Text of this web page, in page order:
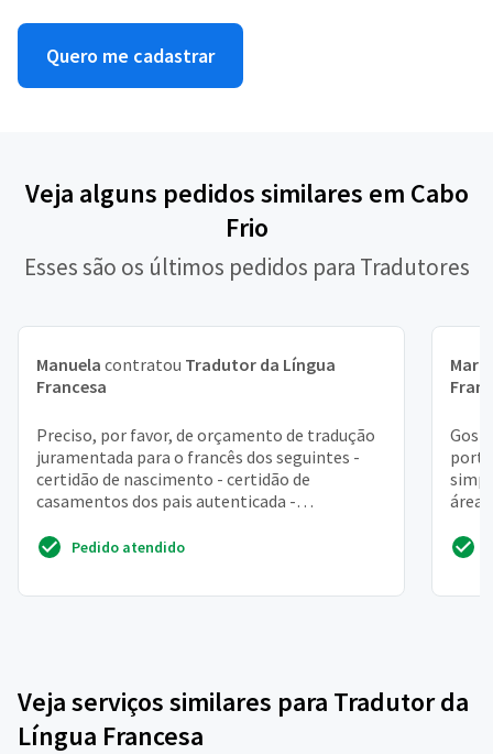
Quero me cadastrar
Veja alguns pedidos similares em Cabo
Frio
Esses são os últimos pedidos para Tradutores
Manuela contratou Tradutor da Língua
Francesa
Preciso, por favor, de orçamento de tradução
juramentada para o francês dos seguintes -
certidão de nascimento - certidão de
casamentos dos pais autenticada -
Pedido atendido
área
Veja serviços similares para Tradutor da
Língua Francesa